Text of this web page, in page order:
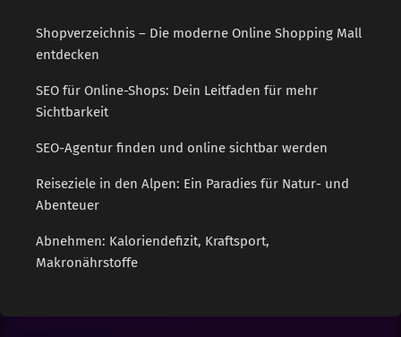
Shopverzeichnis – Die moderne Online Shopping Mall
entdecken
SEO für Online-Shops: Dein Leitfaden für mehr
Sichtbarkeit
SEO-Agentur finden und online sichtbar werden
Reiseziele in den Alpen: Ein Paradies für Natur- und
Abenteuer
Abnehmen: Kaloriendefizit, Kraftsport,
Makronährstoffe